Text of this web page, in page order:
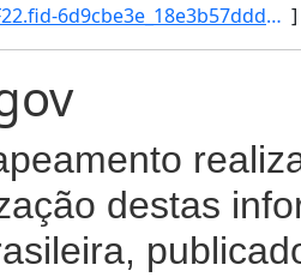
6: FID-VegetacaoPontoSF22.fid-6d9cbe3e_18e3b57ddd4_5b2d-Folha-SF22-Identificacao_Ponto-SF22VB/MS/A.153-] ]
destas